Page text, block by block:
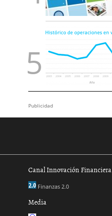
Publicidad
Canal Innovación Financiera
Finanzas 2.0
Media